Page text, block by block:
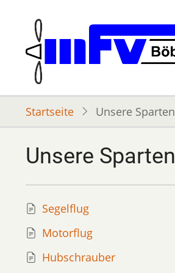
Startseite Unsere Sparten
Unsere Sparten
Segelflug
Motorflug
Hubschrauber